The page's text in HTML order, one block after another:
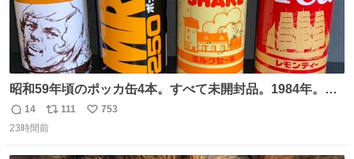
昭和59年頃のポッカ缶4本。すべて未開封品。1984年。P
マーク。昭和レトロ！
返
信
14
リ
ポ
111
い
753
23時間前